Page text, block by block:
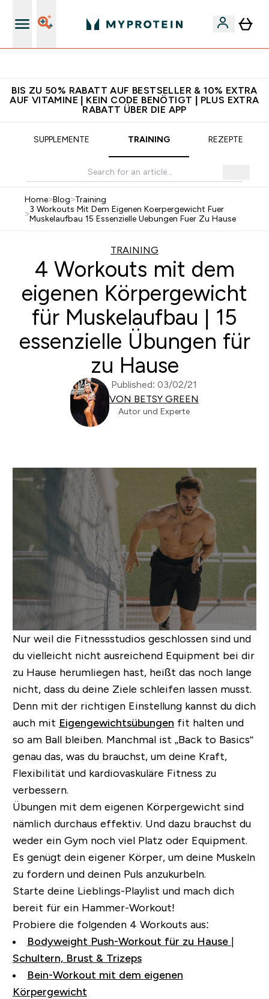
BIS ZU 50% RABATT AUF BESTSELLER & 10% EXTRA
AUF VITAMINE | KEIN CODE BENÖTIGT | PLUS EXTRA
RABATT ÜBER DIE APP
SUPPLEMENTE TRAINING REZEPTE
Home>Blog>Training
>3 Workouts Mit Dem Eigenen Koerpergewicht Fuer
Muskelaufbau 15 Essenzielle Uebungen Fuer Zu Hause
TRAINING
4 Workouts mit dem
eigenen Körpergewicht
für Muskelaufbau | 15
essenzielle Übungen für
zu Hause
Published: 03/02/21
VON BETSY GREEN
Autor und Experte
Nur weil die Fitnessstudios geschlossen sind und
du vielleicht nicht ausreichend Equipment bei dir
zu Hause herumliegen hast, heißt das noch lange
nicht, dass du deine Ziele schleifen lassen musst.
Denn mit der richtigen Einstellung kannst du dich
auch mit Eigengewichtsübungen fit halten und
so am Ball bleiben. Manchmal ist „Back to Basics“
genau das, was du brauchst, um deine Kraft,
Flexibilität und kardiovaskuläre Fitness zu
verbessern.
Übungen mit dem eigenen Körpergewicht sind
nämlich durchaus effektiv. Und dazu brauchst du
weder ein Gym noch viel Platz oder Equipment.
Es genügt dein eigener Körper, um deine Muskeln
zu fordern und deinen Puls anzukurbeln.
Starte deine Lieblings-Playlist und mach dich
bereit für ein Hammer-Workout!
Probiere die folgenden 4 Workouts aus:
Bodyweight Push-Workout für zu Hause |
Schultern, Brust & Trizeps
Bein-Workout mit dem eigenen
Körpergewicht